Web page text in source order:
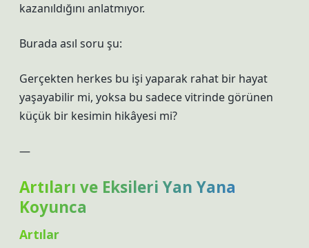
kazanıldığını anlatmıyor.
Burada asıl soru şu:
Gerçekten herkes bu işi yaparak rahat bir hayat
yaşayabilir mi, yoksa bu sadece vitrinde görünen
küçük bir kesimin hikâyesi mi?
—
Artıları ve Eksileri Yan Yana
Koyunca
Artılar